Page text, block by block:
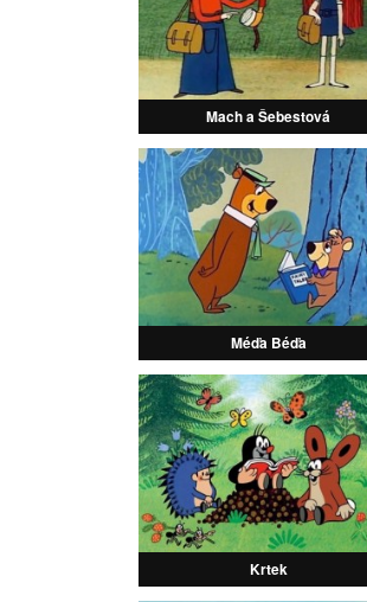
Mach a Šebestová
Méďa Béďa
Krtek